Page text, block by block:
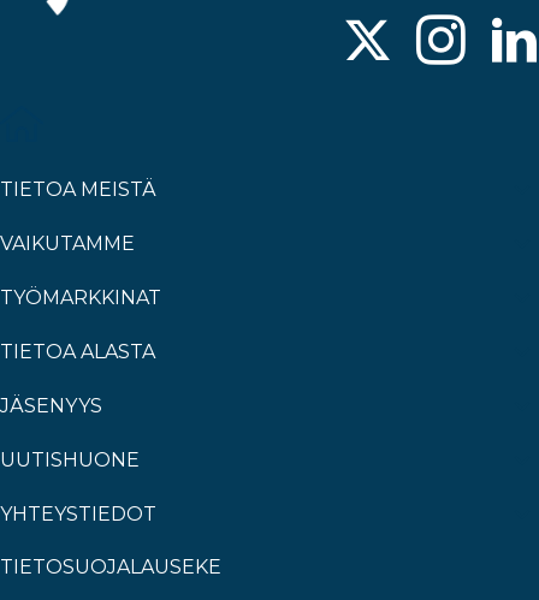
TIETOA MEISTÄ
VAIKUTAMME
TYÖMARKKINAT
TIETOA ALASTA
JÄSENYYS
UUTISHUONE
YHTEYSTIEDOT
TIETOSUOJALAUSEKE